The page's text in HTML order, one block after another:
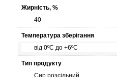
Жирність, %
40
Температура зберігання
від 0ºС до +6ºС
Тип продукту
Сир розсільний